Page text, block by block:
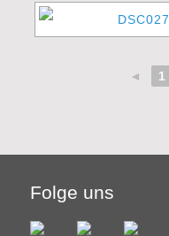
◄ 1
Folge uns